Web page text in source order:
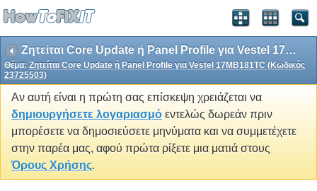
Ζητείται Core Update ή Panel Profile για Vestel 17MB181TC (Κωδικός 23725503)
Θέμα: Ζητείται Core Update ή Panel Profile για Vestel 17MB181TC (Κωδικός
23725503)
Αν αυτή είναι η πρώτη σας επίσκεψη χρειάζεται να
δημιουργήσετε λογαριασμό εντελώς δωρεάν πριν
μπορέσετε να δημοσιεύσετε μηνύματα και να συμμετέχετε
στην παρέα μας, αφού πρώτα ρίξετε μια ματιά στους
Όρους Χρήσης.